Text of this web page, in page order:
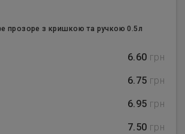
прозоре з кришкою та ручкою 0.5л
6.60 грн
6.75 грн
6.95 грн
7.50 грн